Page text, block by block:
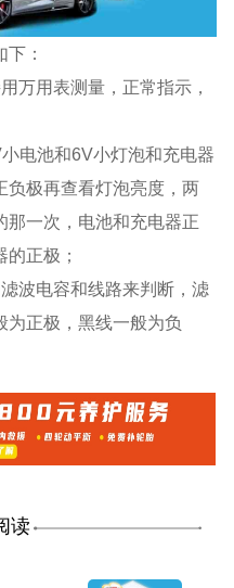
：
万用表测量，正常指示，
电池和6V小灯泡和充电器
负极再查看灯泡亮度，两
那一次，电池和充电器正
正极；
波电容和线路来判断，滤
为正极，黑线一般为负
读